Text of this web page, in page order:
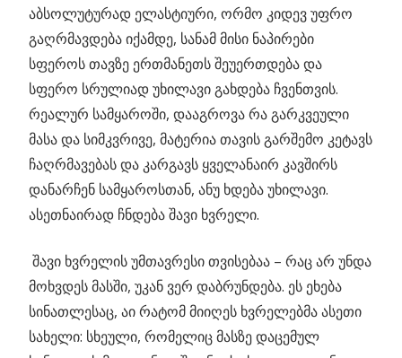
აბსოლუტურად ელასტიური, ორმო კიდევ უფრო
გაღრმავდება იქამდე, სანამ მისი ნაპირები
სფეროს თავზე ერთმანეთს შეუერთდება და
სფერო სრულიად უხილავი გახდება ჩვენთვის.
რეალურ სამყაროში, დააგროვა რა გარკვეული
მასა და სიმკვრივე, მატერია თავის გარშემო კეტავს
ჩაღრმავებას და კარგავს ყველანაირ კავშირს
დანარჩენ სამყაროსთან, ანუ ხდება უხილავი.
ასეთნაირად ჩნდება შავი ხვრელი.
შავი ხვრელის უმთავრესი თვისებაა – რაც არ უნდა
მოხვდეს მასში, უკან ვერ დაბრუნდება. ეს ეხება
სინათლესაც, აი რატომ მიიღეს ხვრელებმა ასეთი
სახელი: სხეული, რომელიც მასზე დაცემულ